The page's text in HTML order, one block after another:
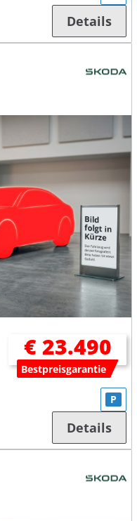
Details
€ 23.490
Bestpreisgarantie
P
Details